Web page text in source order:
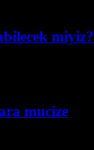
miyiz?
mucize